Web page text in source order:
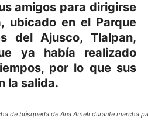
amigos para dirigirse
ubicado en el Parque
del Ajusco, Tlalpan,
ya había realizado
por lo que sus
la salida.
de búsqueda de Ana Ameli durante marcha